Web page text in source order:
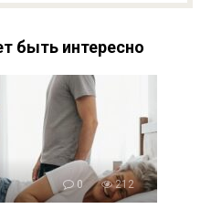
быть интересно
0 212